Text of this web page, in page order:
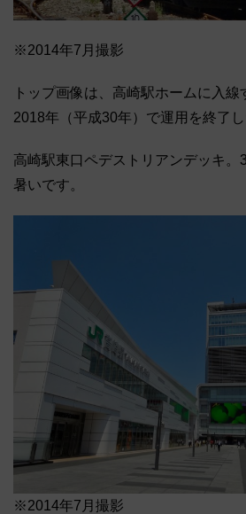
※2014年7月撮影
トップ画像は、高崎駅ホームに入線
2018年（平成30年）で運用を終了し
高崎駅東口ペデストリアンデッキ。
暑いです。
※2014年7月撮影